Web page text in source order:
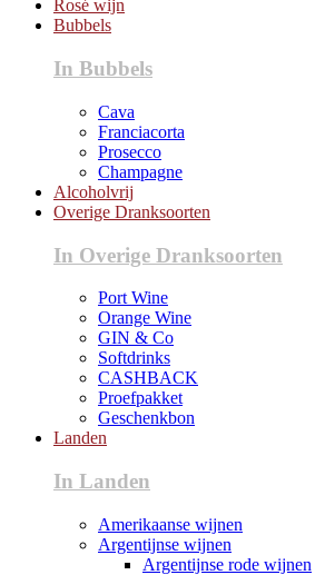
Rosé wijn
Bubbels
In Bubbels
Cava
Franciacorta
Prosecco
Champagne
Alcoholvrij
Overige Dranksoorten
In Overige Dranksoorten
Port Wine
Orange Wine
GIN & Co
Softdrinks
CASHBACK
Proefpakket
Geschenkbon
Landen
In Landen
Amerikaanse wijnen
Argentijnse wijnen
Argentijnse rode wijnen